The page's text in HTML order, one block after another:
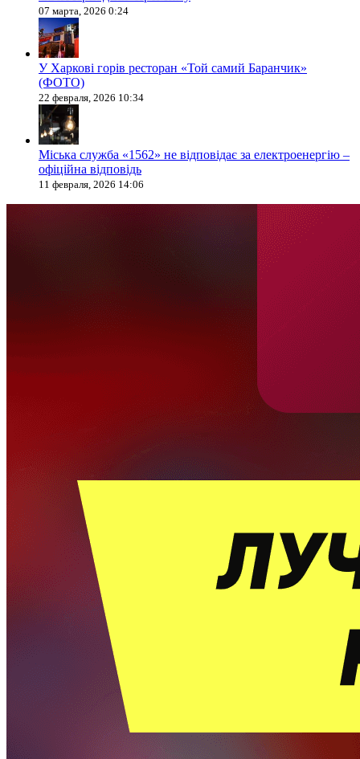
07 марта, 2026 0:24
У Харкові горів ресторан «Той самий Баранчик»
(ФОТО)
22 февраля, 2026 10:34
Міська служба «1562» не відповідає за електроенергію –
офіційна відповідь
11 февраля, 2026 14:06